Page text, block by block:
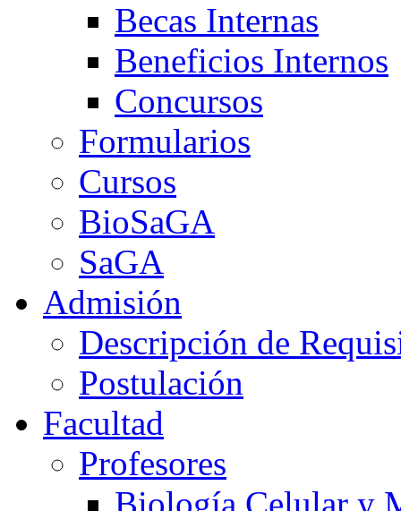
Becas Internas
Beneficios Internos
Concursos
Formularios
Cursos
BioSaGA
SaGA
Admisión
Descripción de
Postulación
Facultad
Profesores